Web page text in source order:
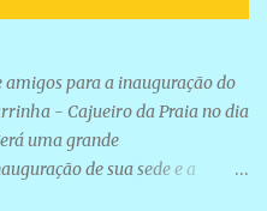
para a inauguração do
- Cajueiro da Praia no dia
uma grande
de sua sede e a